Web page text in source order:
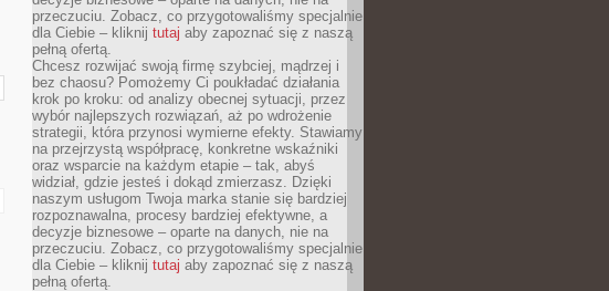
przeczuciu. Zobacz, co przygotowaliśmy specjalnie
dla Ciebie – kliknij tutaj aby zapoznać się z naszą
pełną ofertą.
Chcesz rozwijać swoją firmę szybciej, mądrzej i
bez chaosu? Pomożemy Ci poukładać działania
krok po kroku: od analizy obecnej sytuacji, przez
wybór najlepszych rozwiązań, aż po wdrożenie
strategii, która przynosi wymierne efekty. Stawiamy
na przejrzystą współpracę, konkretne wskaźniki
oraz wsparcie na każdym etapie – tak, abyś
widział, gdzie jesteś i dokąd zmierzasz. Dzięki
naszym usługom Twoja marka stanie się bardziej
rozpoznawalna, procesy bardziej efektywne, a
decyzje biznesowe – oparte na danych, nie na
przeczuciu. Zobacz, co przygotowaliśmy specjalnie
dla Ciebie – kliknij tutaj aby zapoznać się z naszą
pełną ofertą.